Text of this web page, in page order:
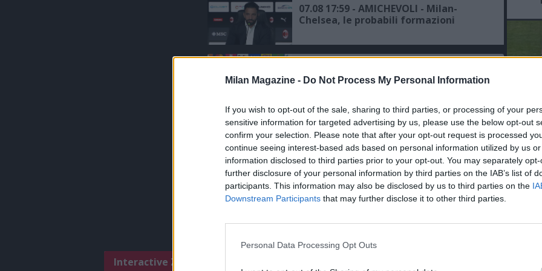
Milan Magazine - Do Not Process My Personal Information
If you wish to opt-out of the sale, sharing to third parties, or processing of your
sensitive information for targeted advertising by us, please use the below opt-out
confirm your selection. Please note that after your opt-out request is processed
continue seeing interest-based ads based on personal information utilized by us
information disclosed to third parties prior to your opt-out. You may separately
further disclosure of your personal information by third parties on the IAB’s list of
participants. This information may also be disclosed by us to third parties on the
Downstream Participants that may further disclose it to other third parties.
Personal Data Processing Opt Outs
Interactive Zone
07.08 17:59 - AMICHEVOLI - Milan-
Chelsea, le probabili formazioni
gruppo è numeroso e siamo al
momento in cui ho bisogno di
scelte giuste"
07.08 13:49 - AMICHEVOLI - Inter avanti
ma ad alta quota (2,13) nel derby
d’Italia con la Juve, il Milan insegue
contro il Chelsea
07.08 11:59 - MILAN - Jashari: "Adesso
voglio esprimermi al massimo, ho
bisogno di un'opportunità e di
disputare la Champions, ma c'è un
Milan in prestito
del